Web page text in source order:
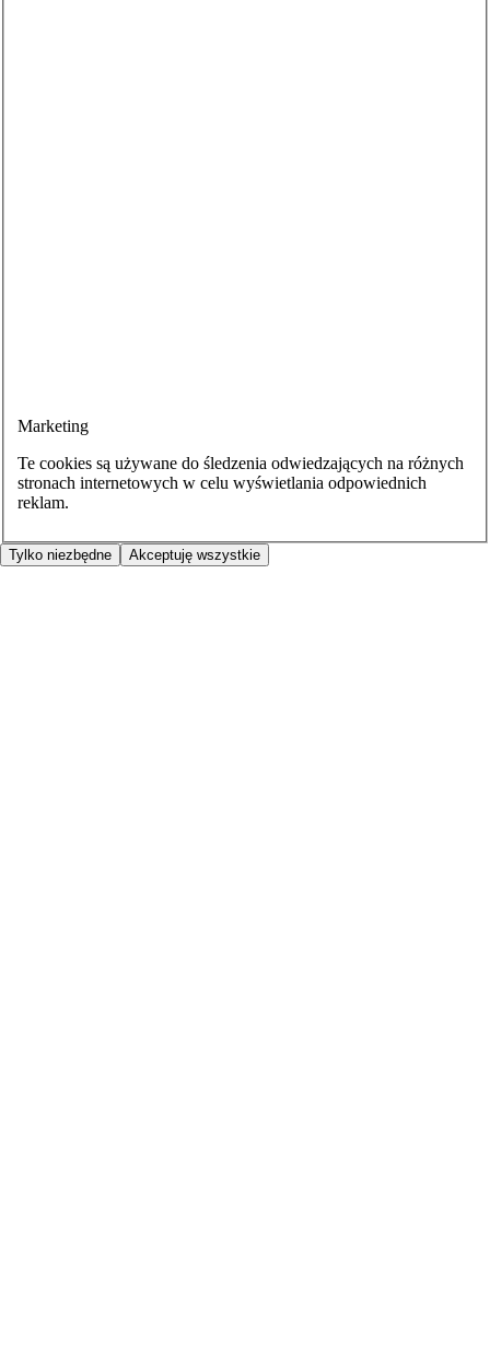
Marketing
Te cookies są używane do śledzenia odwiedzających na różnych
stronach internetowych w celu wyświetlania odpowiednich
reklam.
Tylko niezbędne Akceptuję wszystkie